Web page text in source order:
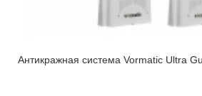
Антикражная система Vormatic Ultra